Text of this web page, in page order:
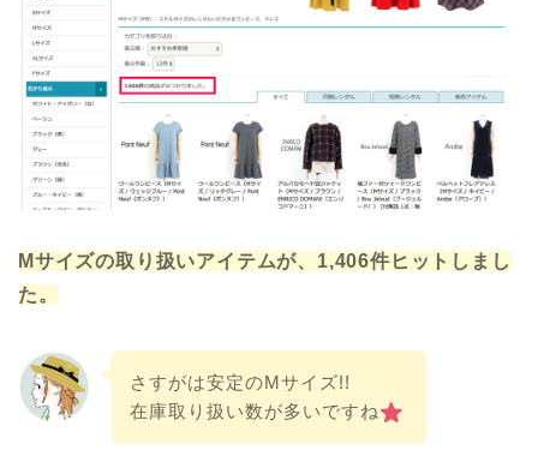
Mサイズの取り扱いアイテムが、1,406件ヒットしまし
た。
さすがは安定のMサイズ!!
在庫取り扱い数が多いですね